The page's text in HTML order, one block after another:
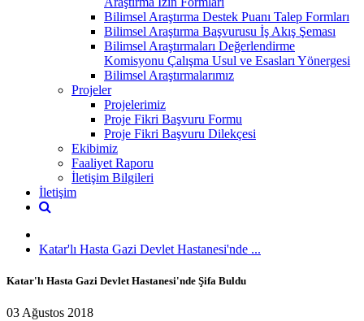
Bilimsel Araştırma Destek Puanı Talep Formları
Bilimsel Araştırma Başvurusu İş Akış Şeması
Bilimsel Araştırmaları Değerlendirme
Komisyonu Çalışma Usul ve Esasları Yönergesi
Bilimsel Araştırmalarımız
Projeler
Projelerimiz
Proje Fikri Başvuru Formu
Proje Fikri Başvuru Dilekçesi
Ekibimiz
Faaliyet Raporu
İletişim Bilgileri
İletişim
Katar'lı Hasta Gazi Devlet Hastanesi'nde ...
Katar'lı Hasta Gazi Devlet Hastanesi'nde Şifa Buldu
03 Ağustos 2018